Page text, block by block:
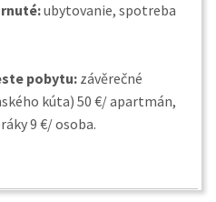
ubytovanie, spotreba
pobytu: závěrečné
kúta) 50 €/ apartmán,
9 €/ osoba.